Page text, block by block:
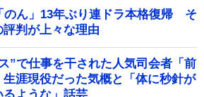
のん」13年ぶり連ドラ本格復帰 そ
判が上々な理由
”で仕事を干された人気司会者「前
涯現役だった気概と「体に秒針が